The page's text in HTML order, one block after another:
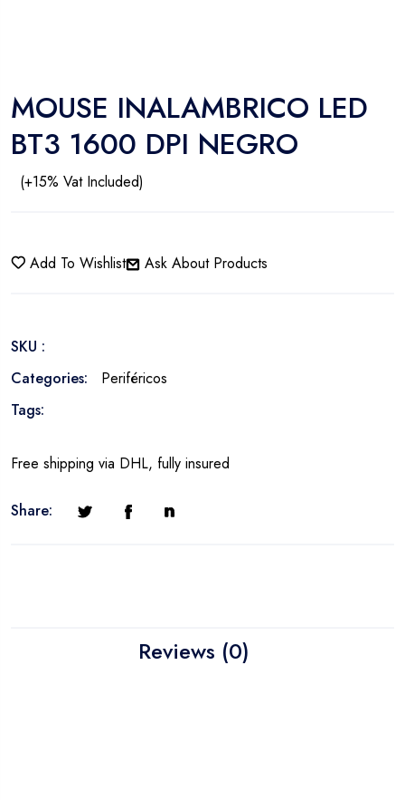
MOUSE INALAMBRICO LED
BT3 1600 DPI NEGRO
(+15% Vat Included)
Add To Wishlist Ask About Products
SKU :
Categories:
Periféricos
Tags:
Free shipping via DHL, fully insured
Share:
Reviews (0)